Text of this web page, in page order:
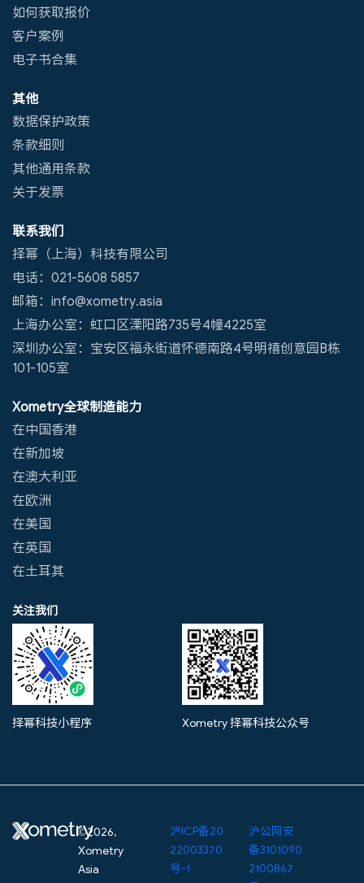
如何获取报价
客户案例
电子书合集
其他
数据保护政策
条款细则
其他通用条款
关于发票
联系我们
择幂（上海）科技有限公司
电话：021-5608 5857
邮箱：info@xometry.asia
上海办公室：虹口区溧阳路735号4幢4225室
深圳办公室：宝安区福永街道怀德南路4号明禧创意园B栋
101-105室
Xometry全球制造能力
在中国香港
在新加坡
在澳大利亚
在欧洲
在美国
在英国
在土耳其
关注我们
择幂科技小程序 Xometry 择幂科技公众号
©2026,
Xometry
Asia
沪ICP备20
22003370
号-1
沪公网安
备3101090
2100867